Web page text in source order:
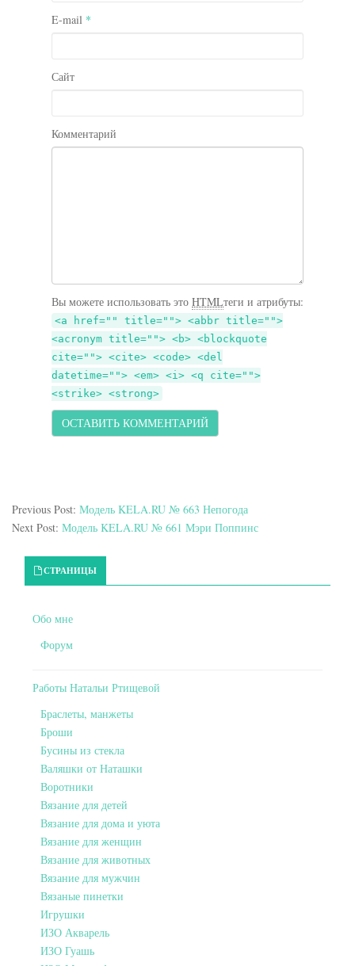
E-mail *
Сайт
Комментарий
Вы можете использовать это HTMLтеги и атрибуты:
<a href="" title=""> <abbr title="">
<acronym title=""> <b> <blockquote
cite=""> <cite> <code> <del
datetime=""> <em> <i> <q cite="">
<strike> <strong>
Previous Post: Модель KELA.RU № 663 Непогода
Next Post: Модель KELA.RU № 661 Мэри Поппинс
Primary Sidebar
СТРАНИЦЫ
Обо мне
Форум
Работы Натальи Ртищевой
Браслеты, манжеты
Броши
Бусины из стекла
Валяшки от Наташки
Воротники
Вязание для детей
Вязание для дома и уюта
Вязание для женщин
Вязание для животных
Вязание для мужчин
Вязаные пинетки
Игрушки
ИЗО Акварель
ИЗО Гуашь